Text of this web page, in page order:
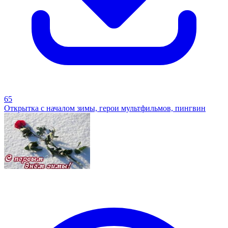
65
Открытка с началом зимы, герои мультфильмов, пингвин